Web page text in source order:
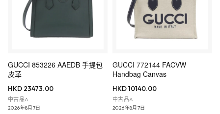
GUCCI 853226 AAEDB 手提包
皮革
HKD 23473.00
中古品A
2026年8月7日
GUCCI 772144 FACVW
Handbag Canvas
HKD 10140.00
中古品A
2026年8月7日